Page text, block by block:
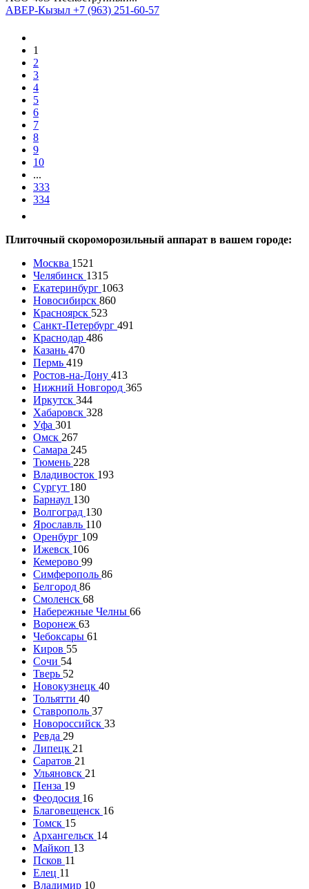
АВЕР-Кызыл +7 (963) 251-60-57
1
2
3
4
5
6
7
8
9
10
...
333
334
Плиточный скороморозильный аппарат в вашем городе:
Москва 1521
Челябинск 1315
Екатеринбург 1063
Новосибирск 860
Красноярск 523
Санкт-Петербург 491
Краснодар 486
Казань 470
Пермь 419
Ростов-на-Дону 413
Нижний Новгород 365
Иркутск 344
Хабаровск 328
Уфа 301
Омск 267
Самара 245
Тюмень 228
Владивосток 193
Сургут 180
Барнаул 130
Волгоград 130
Ярославль 110
Оренбург 109
Ижевск 106
Кемерово 99
Симферополь 86
Белгород 86
Смоленск 68
Набережные Челны 66
Воронеж 63
Чебоксары 61
Киров 55
Сочи 54
Тверь 52
Новокузнецк 40
Тольятти 40
Ставрополь 37
Новороссийск 33
Ревда 29
Липецк 21
Саратов 21
Ульяновск 21
Пенза 19
Феодосия 16
Благовещенск 16
Томск 15
Архангельск 14
Майкоп 13
Псков 11
Елец 11
Владимир 10